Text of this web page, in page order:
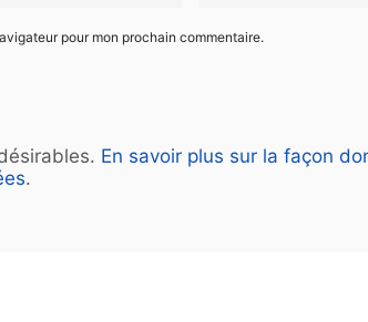
pour mon prochain commentaire.
En savoir plus sur la façon
.